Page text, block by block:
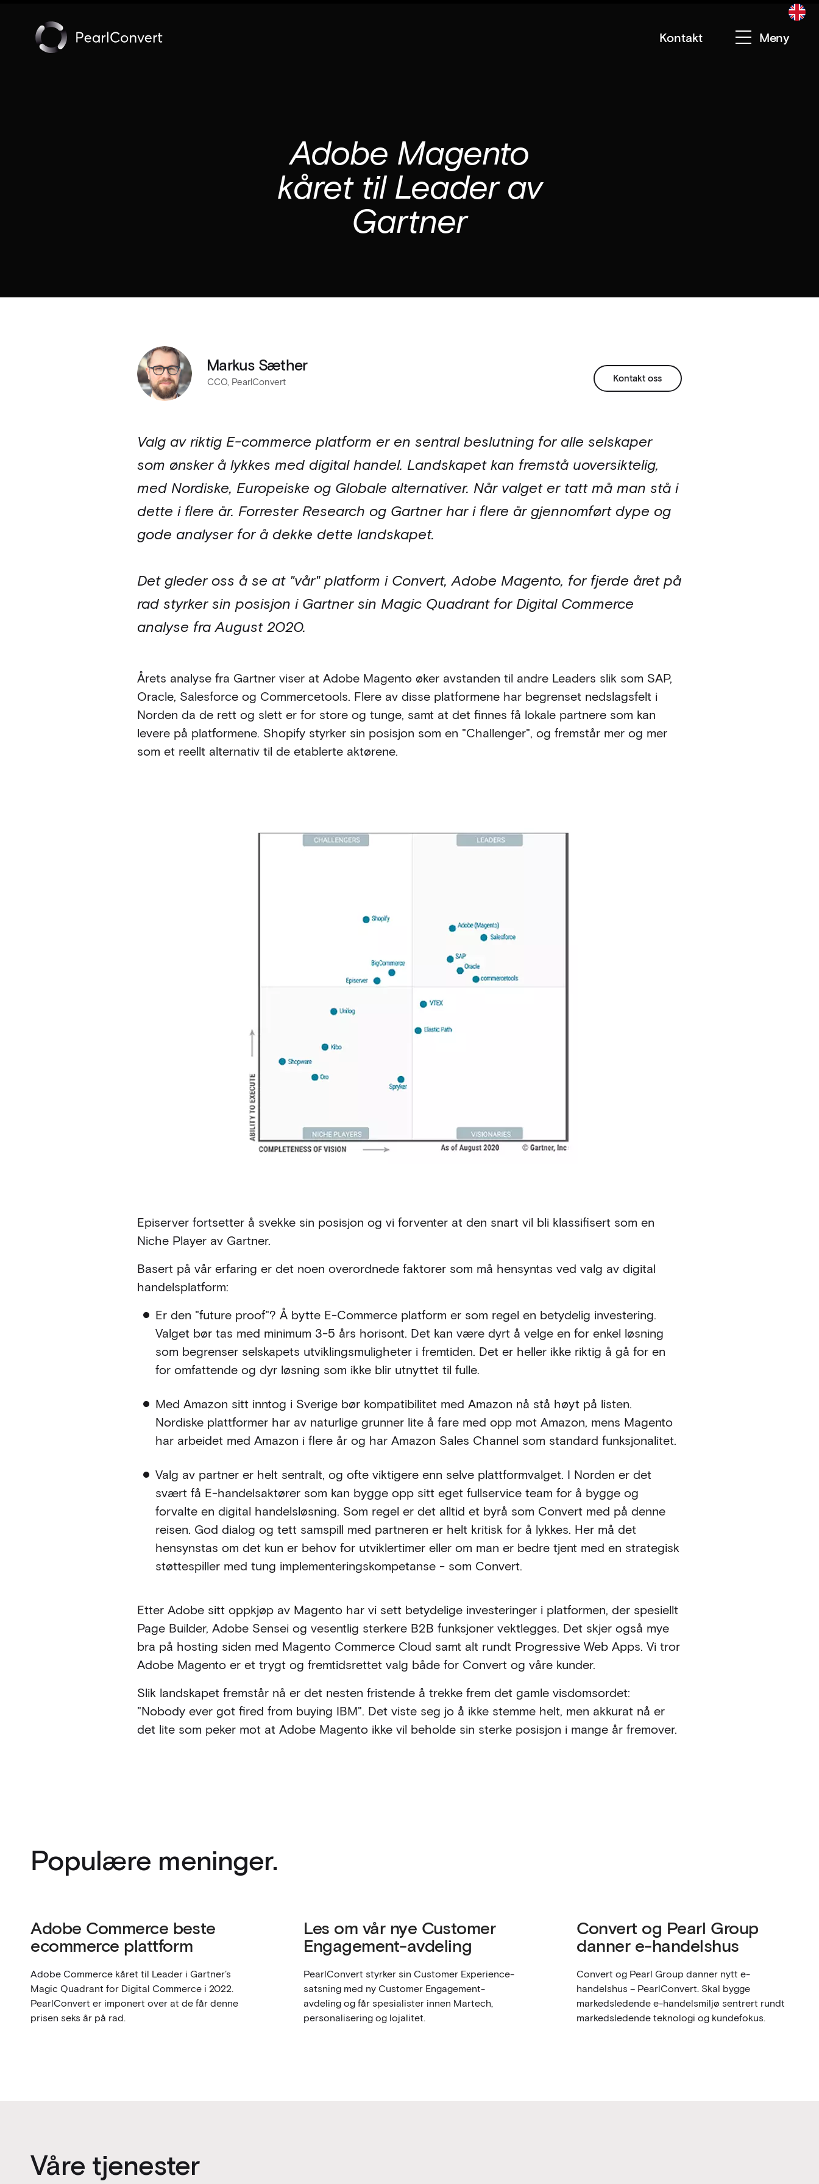
Meny
Kontakt
Adobe Magento
kåret til Leader av
Gartner
Markus Sæther
CCO, PearlConvert Kontakt oss
Valg av riktig E-commerce platform er en sentral beslutning for alle selskaper
som ønsker å lykkes med digital handel. Landskapet kan fremstå uoversiktelig,
med Nordiske, Europeiske og Globale alternativer. Når valget er tatt må man stå i
dette i flere år. Forrester Research og Gartner har i flere år gjennomført dype og
gode analyser for å dekke dette landskapet.
Det gleder oss å se at "vår" platform i Convert, Adobe Magento, for fjerde året på
rad styrker sin posisjon i Gartner sin Magic Quadrant for Digital Commerce
analyse fra August 2020.
Årets analyse fra Gartner viser at Adobe Magento øker avstanden til andre Leaders slik som SAP,
Oracle, Salesforce og Commercetools. Flere av disse platformene har begrenset nedslagsfelt i
Norden da de rett og slett er for store og tunge, samt at det finnes få lokale partnere som kan
levere på platformene. Shopify styrker sin posisjon som en "Challenger", og fremstår mer og mer
som et reellt alternativ til de etablerte aktørene.
Episerver fortsetter å svekke sin posisjon og vi forventer at den snart vil bli klassifisert som en
Niche Player av Gartner.
Basert på vår erfaring er det noen overordnede faktorer som må hensyntas ved valg av digital
handelsplatform:
Er den "future proof"? Å bytte E-Commerce platform er som regel en betydelig investering.
Valget bør tas med minimum 3-5 års horisont. Det kan være dyrt å velge en for enkel løsning
som begrenser selskapets utviklingsmuligheter i fremtiden. Det er heller ikke riktig å gå for en
for omfattende og dyr løsning som ikke blir utnyttet til fulle.
Med Amazon sitt inntog i Sverige bør kompatibilitet med Amazon nå stå høyt på listen.
Nordiske plattformer har av naturlige grunner lite å fare med opp mot Amazon, mens Magento
har arbeidet med Amazon i flere år og har Amazon Sales Channel som standard funksjonalitet.
Valg av partner er helt sentralt, og ofte viktigere enn selve plattformvalget. I Norden er det
svært få E-handelsaktører som kan bygge opp sitt eget fullservice team for å bygge og
forvalte en digital handelsløsning. Som regel er det alltid et byrå som Convert med på denne
reisen. God dialog og tett samspill med partneren er helt kritisk for å lykkes. Her må det
hensynstas om det kun er behov for utviklertimer eller om man er bedre tjent med en strategisk
støttespiller med tung implementeringskompetanse - som Convert.
Etter Adobe sitt oppkjøp av Magento har vi sett betydelige investeringer i platformen, der spesiellt
Page Builder, Adobe Sensei og vesentlig sterkere B2B funksjoner vektlegges. Det skjer også mye
bra på hosting siden med Magento Commerce Cloud samt alt rundt Progressive Web Apps. Vi tror
Adobe Magento er et trygt og fremtidsrettet valg både for Convert og våre kunder.
Slik landskapet fremstår nå er det nesten fristende å trekke frem det gamle visdomsordet:
"Nobody ever got fired from buying IBM". Det viste seg jo å ikke stemme helt, men akkurat nå er
det lite som peker mot at Adobe Magento ikke vil beholde sin sterke posisjon i mange år fremover.
Populære meninger.
Adobe Commerce beste
ecommerce plattform
Adobe Commerce kåret til Leader i Gartner’s
Magic Quadrant for Digital Commerce i 2022.
PearlConvert er imponert over at de får denne
prisen seks år på rad.
Les om vår nye Customer
Engagement-avdeling
PearlConvert styrker sin Customer Experience-
satsning med ny Customer Engagement-
avdeling og får spesialister innen Martech,
personalisering og lojalitet.
Convert og Pearl Group
danner e-handelshus
Convert og Pearl Group danner nytt e-
handelshus – PearlConvert. Skal bygge
markedsledende e-handelsmiljø sentrert rundt
markedsledende teknologi og kundefokus.
Våre tjenester